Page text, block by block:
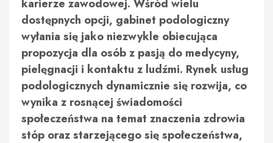
karierze zawodowej. Wśród wielu
dostępnych opcji, gabinet podologiczny
wyłania się jako niezwykle obiecująca
propozycja dla osób z pasją do medycyny,
pielęgnacji i kontaktu z ludźmi. Rynek usług
podologicznych dynamicznie się rozwija, co
wynika z rosnącej świadomości
społeczeństwa na temat znaczenia zdrowia
stóp oraz starzejącego się społeczeństwa,